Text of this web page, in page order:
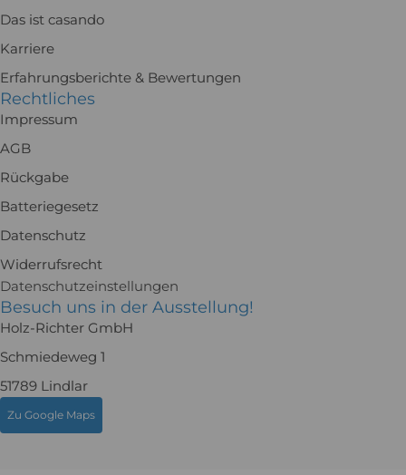
Das ist casando
Karriere
Erfahrungsberichte & Bewertungen
Rechtliches
Impressum
AGB
Rückgabe
Batteriegesetz
Datenschutz
Widerrufsrecht
Datenschutzeinstellungen
Besuch uns in der Ausstellung!
Holz-Richter GmbH
Schmiedeweg 1
51789 Lindlar
Zu Google Maps